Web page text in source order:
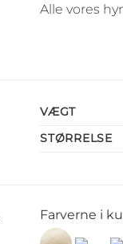
Alle vores
VÆGT
STØRRELSE
Farverne i